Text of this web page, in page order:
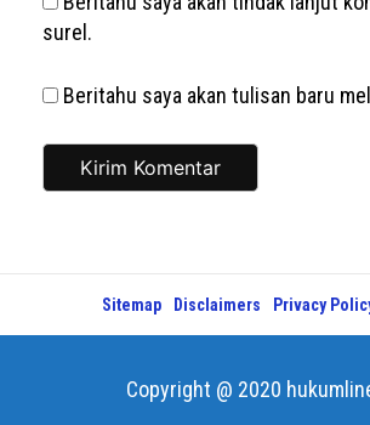
surel.
Beritahu saya akan tulisan baru
Sitemap Disclaimers Privacy
Copyright @ 2020